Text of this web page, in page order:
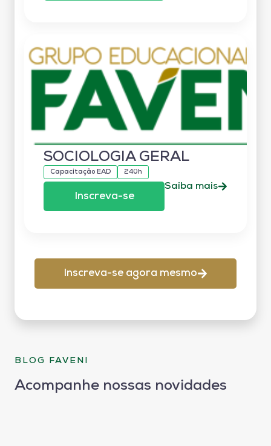
SOCIOLOGIA GERAL
Capacitação EAD 240h
Inscreva-se
Saiba mais
Inscreva-se agora mesmo
BLOG FAVENI
Acompanhe nossas novidades